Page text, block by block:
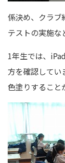
係決め、クラブ
テストの実施な
1年生では、
方を確認して
色塗りすること